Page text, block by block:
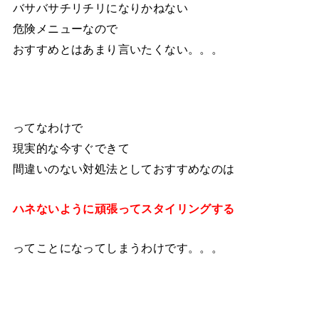
バサバサチリチリになりかねない
危険メニューなので
おすすめとはあまり言いたくない。。。
ってなわけで
現実的な今すぐできて
間違いのない対処法としておすすめなのは
ハネないように頑張ってスタイリングする
ってことになってしまうわけです。。。